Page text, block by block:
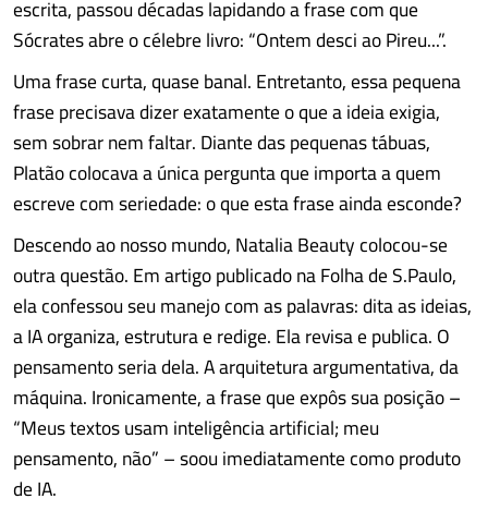
escrita, passou décadas lapidando a frase com que
Sócrates abre o célebre livro: “Ontem desci ao Pireu...”.
Uma frase curta, quase banal. Entretanto, essa pequena
frase precisava dizer exatamente o que a ideia exigia,
sem sobrar nem faltar. Diante das pequenas tábuas,
Platão colocava a única pergunta que importa a quem
escreve com seriedade: o que esta frase ainda esconde?
Descendo ao nosso mundo, Natalia Beauty colocou-se
outra questão. Em artigo publicado na Folha de S.Paulo,
ela confessou seu manejo com as palavras: dita as ideias,
a IA organiza, estrutura e redige. Ela revisa e publica. O
pensamento seria dela. A arquitetura argumentativa, da
máquina. Ironicamente, a frase que expôs sua posição –
“Meus textos usam inteligência artificial; meu
pensamento, não” – soou imediatamente como produto
de IA.